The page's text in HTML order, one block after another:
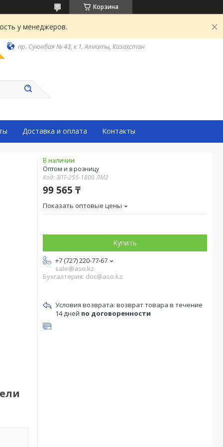
Корзина
у менеджеров.
пр. Суюнбая № 43, к 1, Алматы, Казахстан
Доставка и оплата Контакты
В наличии
Оптом и в розницу
Код:ЗПТ-255-1800 ЛМ2
99 565 ₸
Показать оптовые цены
Купить
+7 (727) 220-77-67
sale@aso.kz
Бухгалтерия: doc@aso.kz
возврат товара в течение
14 дней по договоренности